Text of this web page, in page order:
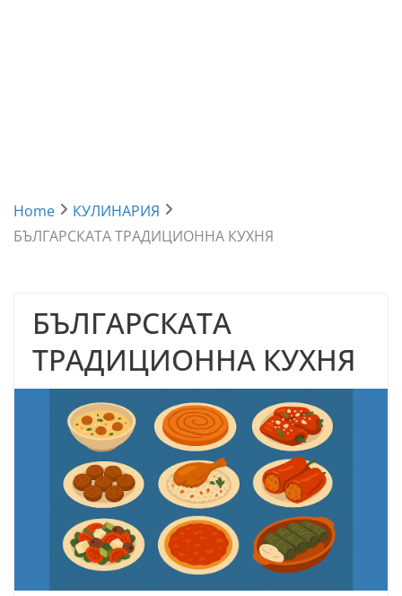
Home
КУЛИНАРИЯ
БЪЛГАРСКАТА ТРАДИЦИОННА КУХНЯ
БЪЛГАРСКАТА
ТРАДИЦИОННА КУХНЯ